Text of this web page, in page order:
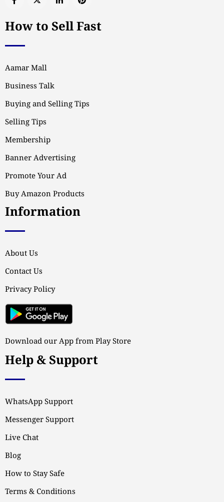
How to Sell Fast
Aamar Mall
Business Talk
Buying and Selling Tips
Selling Tips
Membership
Banner Advertising
Promote Your Ad
Buy Amazon Products
Information
About Us
Contact Us
Privacy Policy
Download our App from Play Store
Help & Support
WhatsApp Support
Messenger Support
Live Chat
Blog
How to Stay Safe
Terms & Conditions